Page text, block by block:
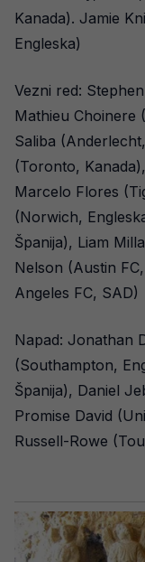
Kanada). Jamie
Engleska)
Vezni red:
Mathieu Choinere
Saliba
(Toronto,
Marcelo Flores
(Norwich,
Španija), Liam
Nelson (Austin
Angeles FC, SAD)
Napad: Jonathan
(Southampton,
Španija), Daniel
Promise David
Russell-Rowe